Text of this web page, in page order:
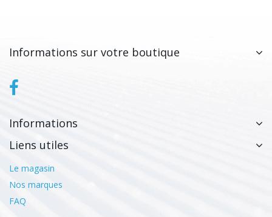
Informations sur votre boutique
Informations
Liens utiles
Le magasin
Nos marques
FAQ